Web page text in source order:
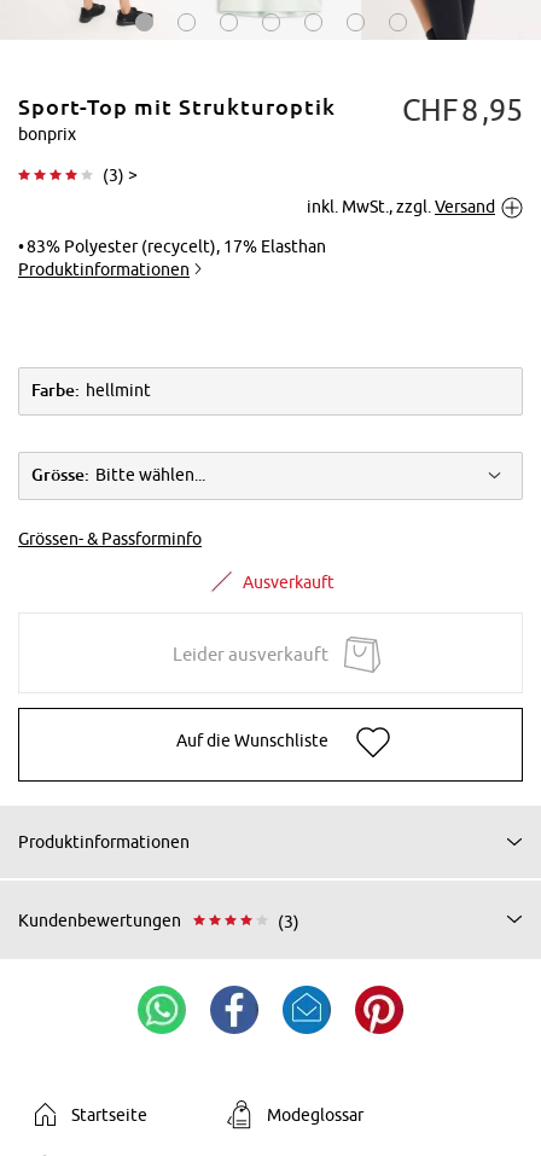
Tippen zum
Sport-Top mit Strukturoptik
bonprix
(3) >
CHF8 95
inkl. MwSt., zzgl. Versand
83% Polyester (recycelt), 17% Elasthan
Produktinformationen
Farbe: hellmint
Grösse: Bitte wählen...
Grössen- & Passforminfo
Ausverkauft
Leider ausverkauft
Auf die Wunschliste
Produktinformationen
Kundenbewertungen (3)
Startseite Modeglossar